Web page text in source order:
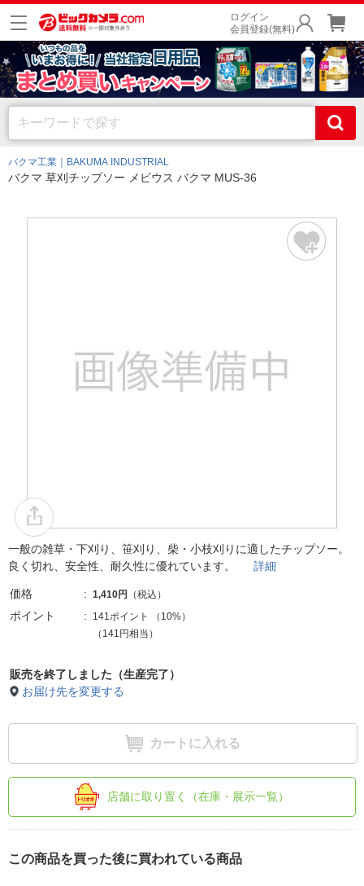
ログイン
会員登録(無料)
バクマ工業｜BAKUMA INDUSTRIAL
バクマ 草刈チップソー メビウス バクマ MUS-36
一般の雑草・下刈り、笹刈り、柴・小枝刈りに適したチップソー。
良く切れ、安全性、耐久性に優れています。 詳細
価格 1,410円 （税込）
ポイント 141ポイント （ 10%）
（141円相当）
販売を終了しました（生産完了）
お届け先を変更する
カートに入れる
店舗に取り置く（在庫・展示一覧）
この商品を買った後に買われている商品